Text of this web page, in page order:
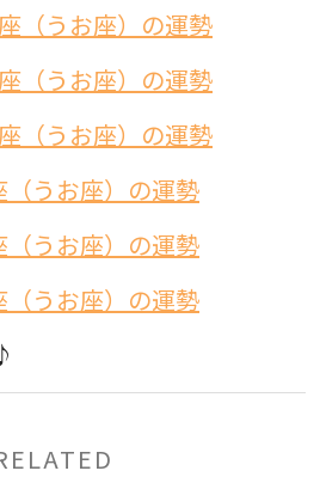
（うお座）の運勢
（うお座）の運勢
（うお座）の運勢
（うお座）の運勢
（うお座）の運勢
（うお座）の運勢